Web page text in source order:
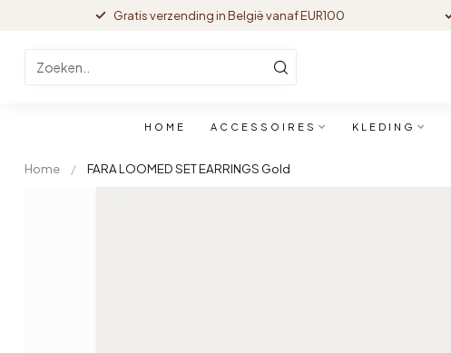
Gratis verzending in België vanaf EUR100
HOME ACCESSOIRES KLEDING
Home / FARA LOOMED SET EARRINGS Gold